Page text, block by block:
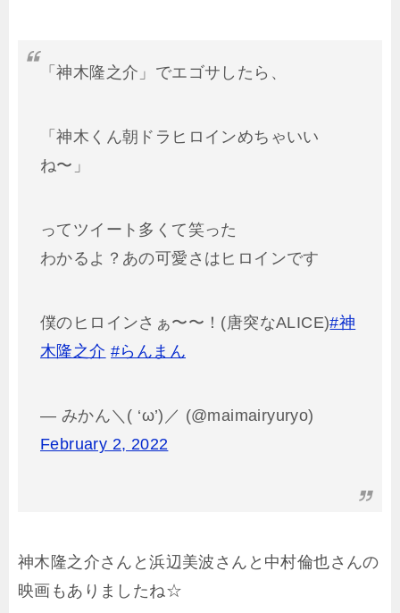
「神木隆之介」でエゴサしたら、
「神木くん朝ドラヒロインめちゃいい
ね〜」
ってツイート多くて笑った
わかるよ？あの可愛さはヒロインです
僕のヒロインさぁ〜〜！(唐突なALICE)#神
木隆之介 #らんまん
— みかん＼( ‘ω’)／ (@maimairyuryo)
February 2, 2022
神木隆之介さんと浜辺美波さんと中村倫也さんの
映画もありましたね☆